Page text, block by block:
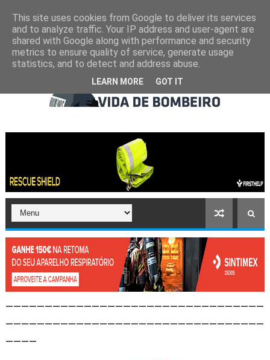
This site uses cookies from Google to deliver its services
and to analyze traffic. Your IP address and user-agent are
shared with Google along with performance and security
metrics to ensure quality of service, generate usage
statistics, and to detect and address abuse.
LEARN MORE GOT IT